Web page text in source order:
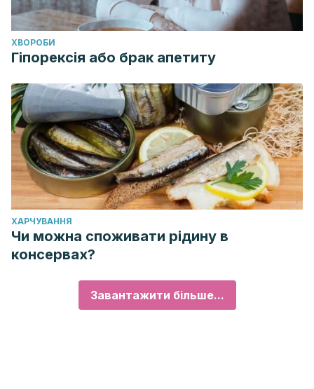
ХВОРОБИ
Гіпорексія або брак апетиту
ХАРЧУВАННЯ
Чи можна споживати рідину в
консервах?
Завантажити більше...